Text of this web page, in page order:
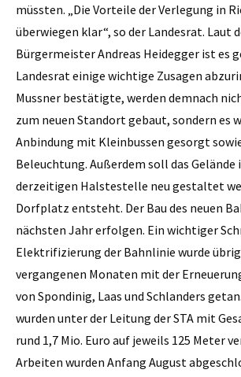
müssten. „Die Vorteile der Verlegung in
überwiegen klar“, so der Landesrat. Laut
Bürgermeister Andreas Heidegger ist es
Landesrat einige wichtige Zusagen
Mussner bestätigte, werden demnach
zum neuen Standort gebaut, sondern es
Anbindung mit Kleinbussen gesorgt
Beleuchtung. Außerdem soll das Gelände
derzeitigen Halstestelle neu gestaltet
Dorfplatz entsteht. Der Bau des neuen
nächsten Jahr erfolgen. Ein wichtiger
Elektrifizierung der Bahnlinie wurde
vergangenen Monaten mit der
von Spondinig, Laas und Schlanders
wurden unter der Leitung der STA mit
rund 1,7 Mio. Euro auf jeweils 125 Meter
Arbeiten wurden Anfang August